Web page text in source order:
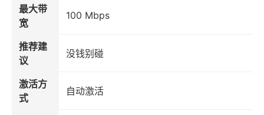
最大带
宽
100 Mbps
推荐建
议
没钱别碰
激活方
式
自动激活